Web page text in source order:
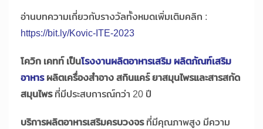
อ่านบทความเกี่ยวกับรางวัลทั้งหมดเพิ่มเติมคลิก :
https://bit.ly/Kovic-ITE-2023
โควิก เคทท์ เป็นโรงงานผลิตอาหารเสริม ผลิตภัณฑ์เสริม
อาหารผลิตเครื่องสำอาง สกินแคร์ ยาสมุนไพรและสารสกัด
สมุนไพรที่มีประสบการณ์กว่า 20 ปี
บริการผลิตอาหารเสริมครบวงจรที่มีคุณภาพสูง มีความ